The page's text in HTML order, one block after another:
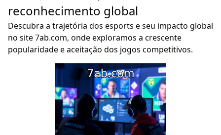
reconhecimento global
Descubra a trajetória dos esports e seu impacto global
no site 7ab.com, onde exploramos a crescente
popularidade e aceitação dos jogos competitivos.